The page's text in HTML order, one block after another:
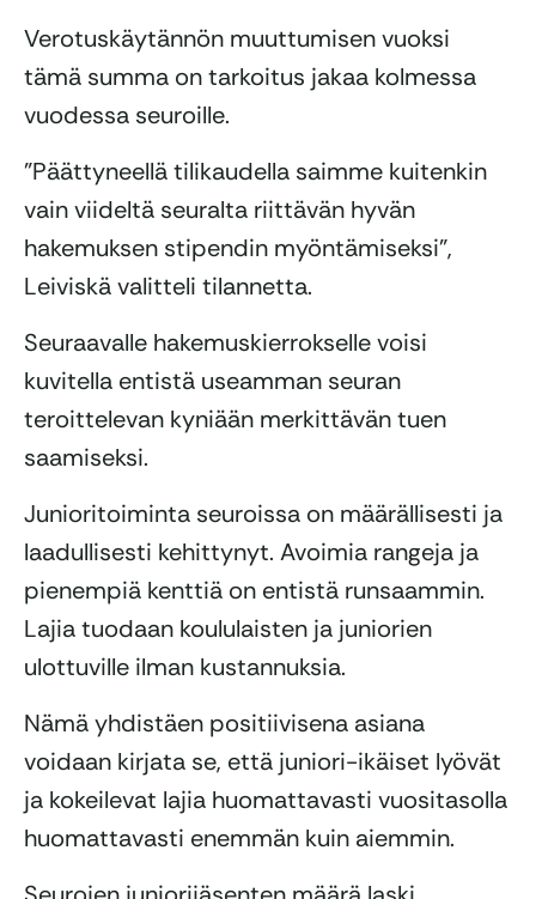
Verotuskäytännön muuttumisen vuoksi
tämä summa on tarkoitus jakaa kolmessa
vuodessa seuroille.
”Päättyneellä tilikaudella saimme kuitenkin
vain viideltä seuralta riittävän hyvän
hakemuksen stipendin myöntämiseksi”,
Leiviskä valitteli tilannetta.
Seuraavalle hakemuskierrokselle voisi
kuvitella entistä useamman seuran
teroittelevan kyniään merkittävän tuen
saamiseksi.
Junioritoiminta seuroissa on määrällisesti ja
laadullisesti kehittynyt. Avoimia rangeja ja
pienempiä kenttiä on entistä runsaammin.
Lajia tuodaan koululaisten ja juniorien
ulottuville ilman kustannuksia.
Nämä yhdistäen positiivisena asiana
voidaan kirjata se, että juniori-ikäiset lyövät
ja kokeilevat lajia huomattavasti vuositasolla
huomattavasti enemmän kuin aiemmin.